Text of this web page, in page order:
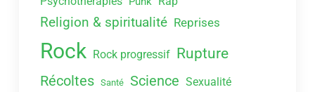
Religion & spiritualité Reprises
Rock Rock progressif Rupture
Récoltes Santé Science Sexualité